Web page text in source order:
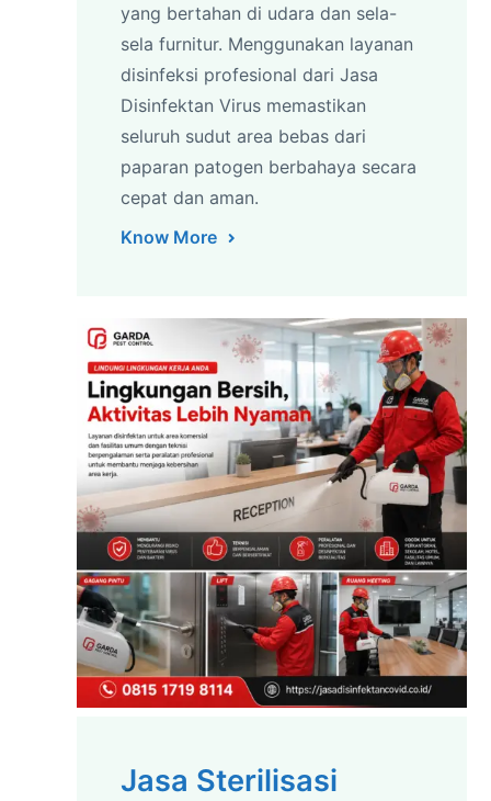
yang bertahan di udara dan sela-
sela furnitur. Menggunakan layanan
disinfeksi profesional dari Jasa
Disinfektan Virus memastikan
seluruh sudut area bebas dari
paparan patogen berbahaya secara
cepat dan aman.
Know More
Jasa Sterilisasi